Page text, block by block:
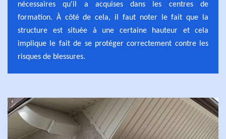
nécessaires qu'il a acquises dans les centres de
formation. À côté de cela, il faut noter le fait que la
structure est située à une certaine hauteur et cela
implique le fait de se protéger correctement contre les
risques de blessures.